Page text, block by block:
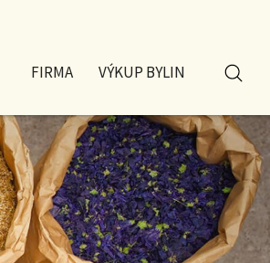
FIRMA VÝKUP BYLIN